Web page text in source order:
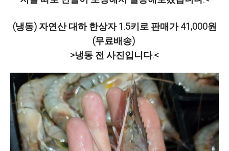
(냉동) 자연산 대하 한상자 1.5키로 판매가 41,000원
(무료배송)
>냉동 전 사진입니다.<